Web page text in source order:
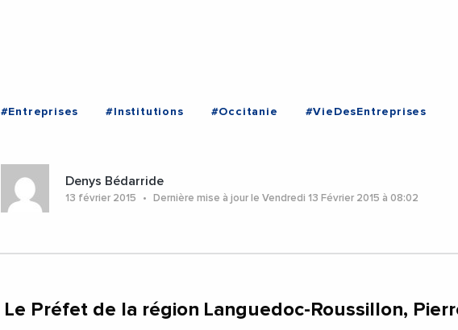
#Entreprises #Institutions #Occitanie
#VieDesEntreprises
Denys Bédarride
13 février 2015 Dernière mise à jour le Vendredi 13 Février 2015 à 08:02
Le Préfet de la région Languedoc-Roussillon,